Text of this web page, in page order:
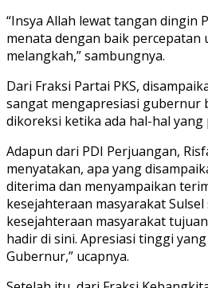
“Insya Allah lewat tangan dingin
menata dengan baik percepatan
melangkah,” sambungnya.
Dari Fraksi Partai PKS,
sangat mengapresiasi gubernur
dikoreksi ketika ada hal-hal
Adapun dari PDI Perjuangan,
menyatakan, apa yang
diterima dan menyampaikan
kesejahteraan masyarakat Sulsel
kesejahteraan masyarakat
hadir di sini. Apresiasi tinggi
Gubernur,” ucapnya.